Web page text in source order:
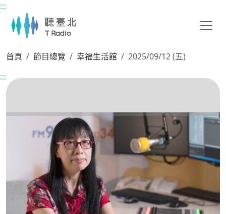
主要內容區塊
:::
首頁 節目總覽 幸福生活館
2025/09/12 (五)
:::